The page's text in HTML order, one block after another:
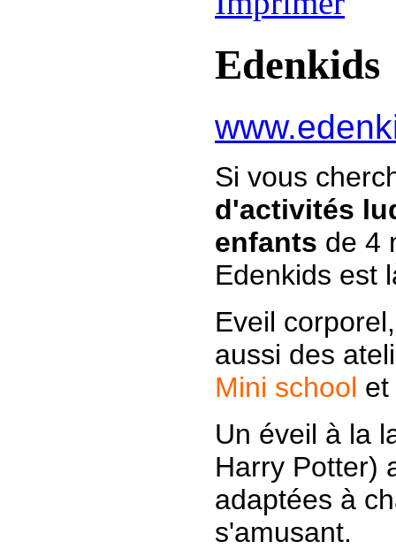
Edenkids
Si vous
d'activités
enfants de 4
Edenkids est
Eveil
aussi des
Mini school
Un éveil à la
Harry Potter)
adaptées à
s'amusant.